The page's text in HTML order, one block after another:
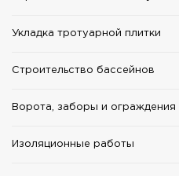
Укладка тротуарной плитки
Строительство бассейнов
Ворота, заборы и ограждения
Изоляционные работы